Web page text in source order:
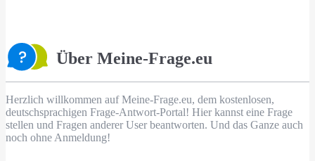
Über Meine-Frage.eu
Herzlich willkommen auf Meine-Frage.eu, dem kostenlosen,
deutschsprachigen Frage-Antwort-Portal! Hier kannst eine Frage
stellen und Fragen anderer User beantworten. Und das Ganze auch
noch ohne Anmeldung!